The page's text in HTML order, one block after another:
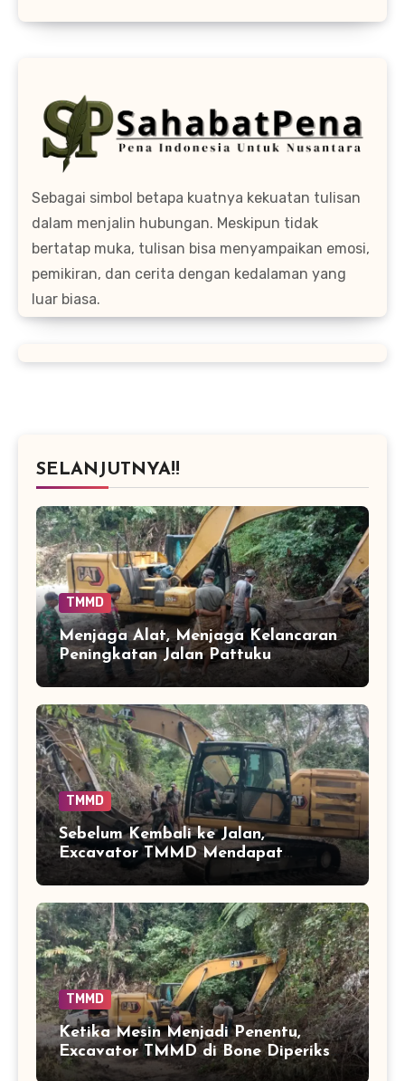
Sebagai simbol betapa kuatnya kekuatan tulisan
dalam menjalin hubungan. Meskipun tidak
bertatap muka, tulisan bisa menyampaikan emosi,
pemikiran, dan cerita dengan kedalaman yang
luar biasa.
SELANJUTNYA!!
TMMD
Menjaga Alat, Menjaga Kelancaran
Peningkatan Jalan Pattuku
TMMD
Sebelum Kembali ke Jalan,
Excavator TMMD Mendapat
Perhatian
TMMD
Ketika Mesin Menjadi Penentu,
Excavator TMMD di Bone Diperiksa
Kesiapannya